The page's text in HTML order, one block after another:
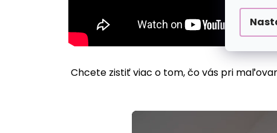
Chcete zistiť viac o tom, čo vás pri